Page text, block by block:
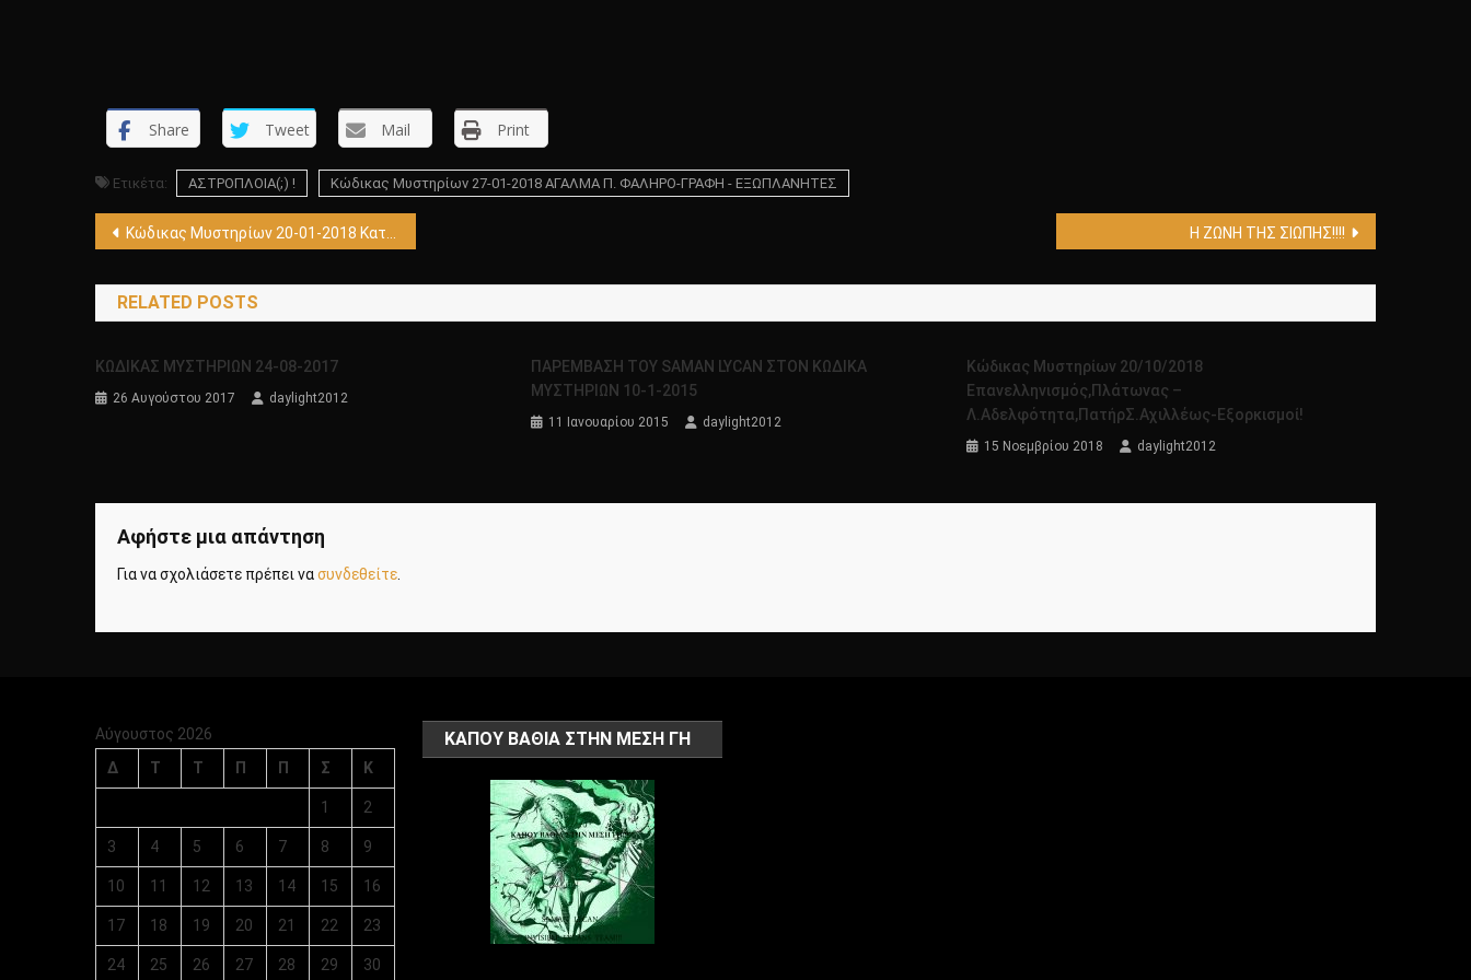
Share Tweet Mail Print
Ετικέτα: ΑΣΤΡΟΠΛΟΙΑ(;) ! Κώδικας Μυστηρίων 27-01-2018 ΑΓΑΛΜΑ Π. ΦΑΛΗΡΟ-ΓΡΑΦΗ - ΕΞΩΠΛΑΝΗΤΕΣ
Πλοήγηση
άρθρων
Κώδικας Μυστηρίων 20-01-2018 Καταγωγή γραφής-Θρύλοι Πάρνηθας-Μετασχηματιστής Κόσσοβο,ΑΤΙΑ Ιαπωνία! Η ΖΩΝΗ ΤΗΣ ΣΙΩΠΗΣ!!!!
RELATED POSTS
ΚΩΔΙΚΑΣ ΜΥΣΤΗΡΙΩΝ 24-08-2017
26 Αυγούστου 2017 daylight2012
ΠΑΡΕΜΒΑΣΗ ΤΟΥ SAMAN LYCAN ΣΤΟΝ ΚΩΔΙΚΑ
ΜΥΣΤΗΡΙΩΝ 10-1-2015
11 Ιανουαρίου 2015 daylight2012
Κώδικας Μυστηρίων 20/10/2018
Επανελληνισμός,Πλάτωνας –
Λ.αδελφότητα,ΠατήρΣ.Αχιλλέως-Εξορκισμοί!
15 Νοεμβρίου 2018 daylight2012
Αφήστε μια απάντηση
Για να σχολιάσετε πρέπει νασυνδεθείτε.
Αύγουστος 2026
Δ
Τ Τ Π Π Σ Κ
1 2
3 4 5 6 7 8 9
10 11 12 13 14 15 16
17 18 19 20 21 22 23
24 25 26 27 28 29 30
ΚΑΠΟΥ ΒΑΘΙΑ ΣΤΗΝ ΜΕΣΗ ΓΗ